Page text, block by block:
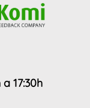
17:30h